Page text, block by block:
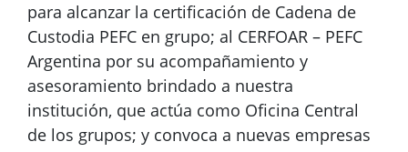
para alcanzar la certificación de Cadena de
Custodia PEFC en grupo; al CERFOAR – PEFC
Argentina por su acompañamiento y
asesoramiento brindado a nuestra
institución, que actúa como Oficina Central
de los grupos; y convoca a nuevas empresas